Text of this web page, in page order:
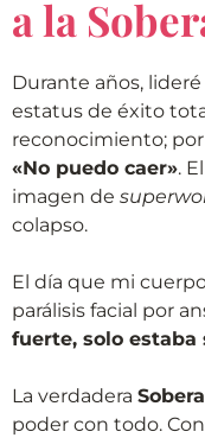
a la
Durante años,
estatus de éxito
reconocimiento;
«No puedo caer».
imagen de
colapso.
El día que mi
parálisis facial por
fuerte, solo estaba
La verdadera
poder con todo.